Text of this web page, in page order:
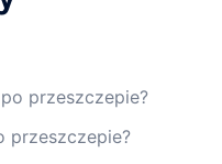
przeszczepie?
przeszczepie?